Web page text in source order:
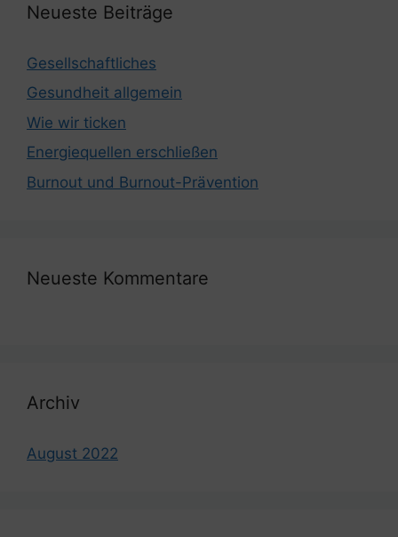
Neueste Beiträge
Gesellschaftliches
Gesundheit allgemein
Wie wir ticken
Energiequellen erschließen
Burnout und Burnout-Prävention
Neueste Kommentare
Archiv
August 2022